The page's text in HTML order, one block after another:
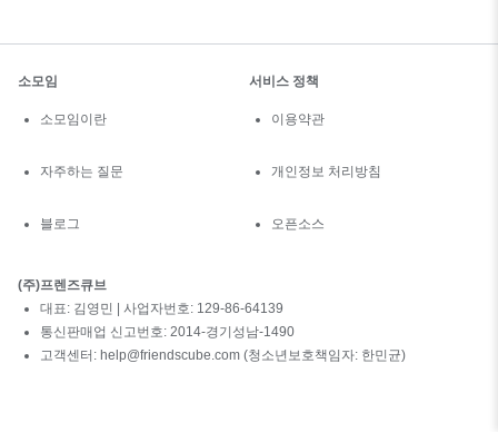
소모임
소모임이란
자주하는 질문
블로그
서비스 정책
이용약관
개인정보 처리방침
오픈소스
(주)프렌즈큐브
대표: 김영민 | 사업자번호: 129-86-64139
통신판매업 신고번호: 2014-경기성남-1490
고객센터: help@friendscube.com (청소년보호책임자: 한민균)